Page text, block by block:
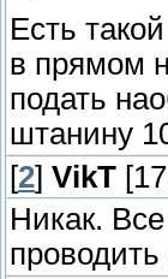
Есть
в прямом
подать
штанину
[2] VikT
Никак.
проводить